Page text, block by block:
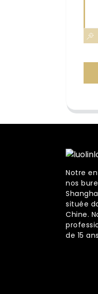
Notre
nos
située
Chine.
de 15